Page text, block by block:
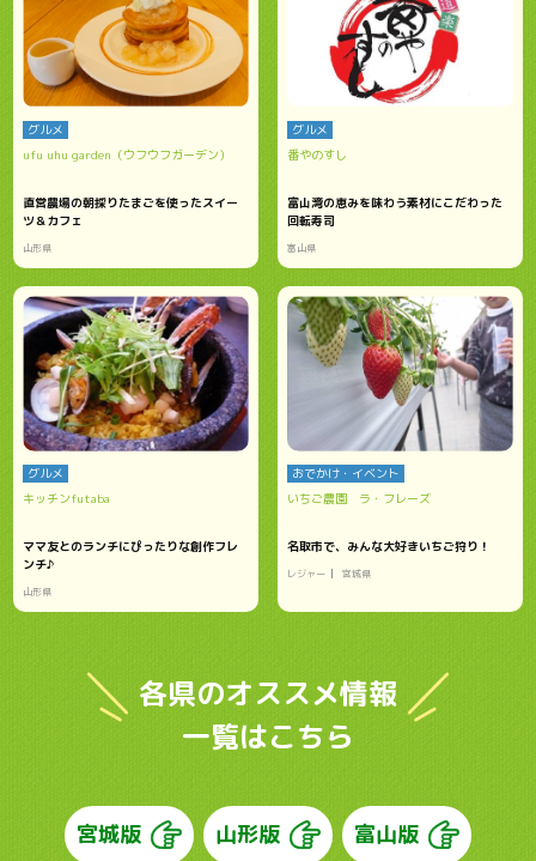
グルメ
ufu uhu garden（ウフウフガーデン）
直営農場の朝採りたまごを使ったスイー
ツ＆カフェ
山形県
グルメ
番やのすし
富山湾の恵みを味わう素材にこだわった
回転寿司
富山県
グルメ
キッチンfutaba
ママ友とのランチにぴったりな創作フレ
ンチ♪
山形県
おでかけ・イベント
いちご農園 ラ・フレーズ
名取市で、みんな大好きいちご狩り！
レジャー 宮城県
各県のオススメ情報
一覧はこちら
宮城版 山形版 富山版